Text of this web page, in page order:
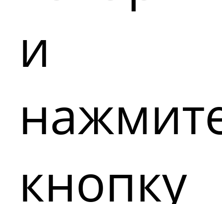
и
кнопку